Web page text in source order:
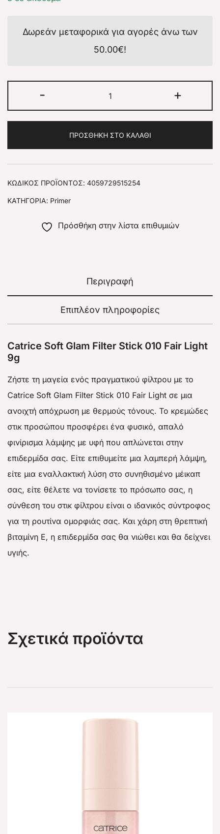
Δωρεάν μεταφορικά για αγορές άνω των
50.00€!
- +
ΠΡΟΣΘΉΚΗ ΣΤΟ ΚΑΛΆΘΙ
ΚΩΔΙΚΌΣ ΠΡΟΪΌΝΤΟΣ: 4059729515254
ΚΑΤΗΓΟΡΊΑ: Primer
Πρόσθήκη στην λίστα επιθυμιών
Περιγραφή
Επιπλέον πληροφορίες
Catrice Soft Glam Filter Stick 010 Fair Light
9g
Ζήστε τη μαγεία ενός πραγματικού φίλτρου με το
Catrice Soft Glam Filter Stick 010 Fair Light σε μια
ανοιχτή απόχρωση με θερμούς τόνους. Το κρεμώδες
στικ προσώπου προσφέρει ένα φυσικό, απαλό
φινίρισμα λάμψης με υφή που απλώνεται στην
επιδερμίδα σας. Είτε επιθυμείτε μια λαμπερή λάμψη,
είτε μια εναλλακτική λύση στο συνηθισμένο μέικαπ
σας, είτε θέλετε να τονίσετε το πρόσωπο σας, η
σύνθεση του στικ φίλτρου είναι ο ιδανικός σύντροφος
για τη ρουτίνα ομορφιάς σας. Και χάρη στη θρεπτική
βιταμίνη Ε, η επιδερμίδα σας θα νιώθει και θα δείχνει
υγιής.
Σχετικά προϊόντα